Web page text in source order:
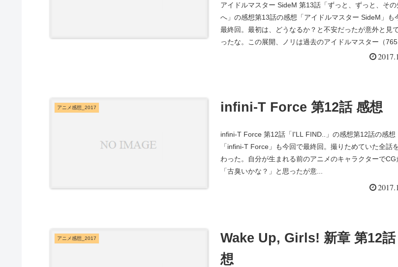
アイドルマスター SideM 第13話「ずっと、ずっと、その
へ」の感想第13話の感想「アイドルマスター SideM」も
最終回。最初は、どうなるか？と不安だったが意外と見
ったな。この展開、ノリは過去のアイドルマスター（765
アニメ感想_2017 infini-T Force 第12話 感想
infini-T Force 第12話「I'LL FIND..」の感想第12話の感想
「infini-T Force」も今回で最終回。撮りためていた全話
わった。自分が生まれる前のアニメのキャラクターでCG
「古臭いかな？」と思ったが意...
アニメ感想_2017
Wake Up, Girls! 新章 第12
想